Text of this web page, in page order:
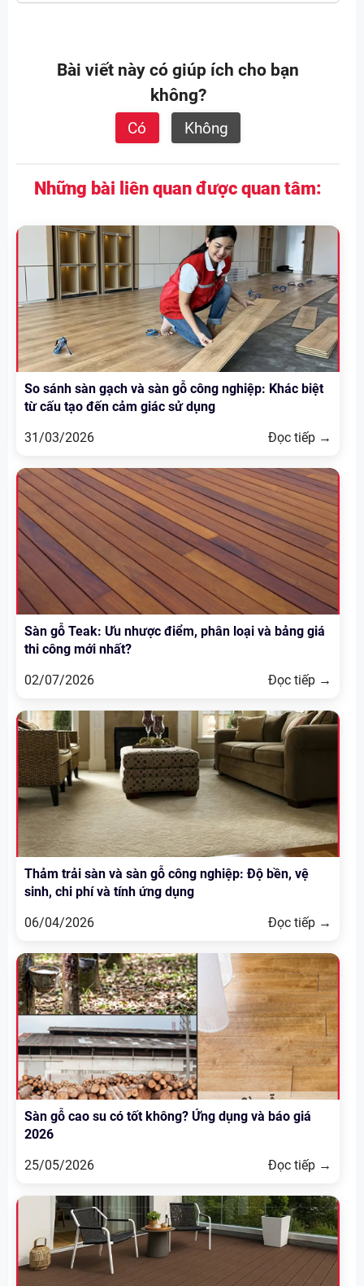
Bài viết này có giúp ích cho bạn
không?
Có Không
Những bài liên quan được quan tâm:
So sánh sàn gạch và sàn gỗ công nghiệp: Khác biệt
từ cấu tạo đến cảm giác sử dụng
31/03/2026
Đọc tiếp →
Sàn gỗ Teak: Ưu nhược điểm, phân loại và bảng giá
thi công mới nhất?
02/07/2026
Đọc tiếp →
Thảm trải sàn và sàn gỗ công nghiệp: Độ bền, vệ
sinh, chi phí và tính ứng dụng
06/04/2026
Đọc tiếp →
Sàn gỗ cao su có tốt không? Ứng dụng và báo giá
2026
25/05/2026
Đọc tiếp →